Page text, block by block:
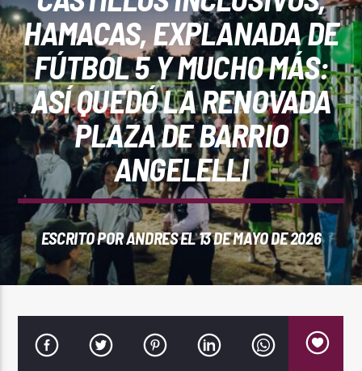
REPRODUCTOR WEB
0:00
PlayFM 95.9
HAMACAS, EXPLANADA DE
FÚTBOL 5 Y MUCHO MÁS:
ASÍ QUEDÓ LA RENOVADA
PLAZA DE BARRIO
ANGELELLI
ESCRITO PORANDRESEL 13 DE MAYO DE 2026